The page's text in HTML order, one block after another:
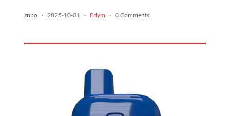
znbo · 2025-10-01 · Edym · 0 Comments